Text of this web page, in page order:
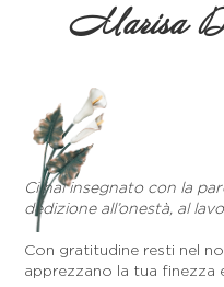
Marisa
Ci hai insegnato con la
dedizione all’onestà, al
Con gratitudine resti nel
apprezzano la tua finezza